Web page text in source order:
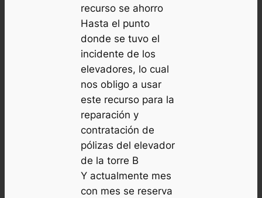
recurso se ahorro
Hasta el punto
donde se tuvo el
incidente de los
elevadores, lo cual
nos obligo a usar
este recurso para la
reparación y
contratación de
pólizas del elevador
de la torre B
Y actualmente mes
con mes se reserva